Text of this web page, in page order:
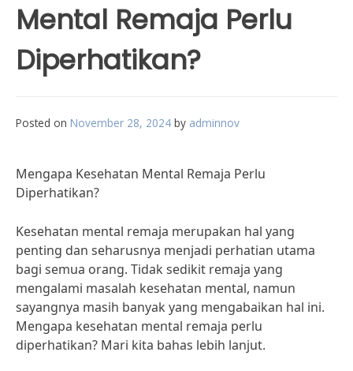
Mental Remaja Perlu
Diperhatikan?
Posted on November 28, 2024 by adminnov
Mengapa Kesehatan Mental Remaja Perlu
Diperhatikan?
Kesehatan mental remaja merupakan hal yang
penting dan seharusnya menjadi perhatian utama
bagi semua orang. Tidak sedikit remaja yang
mengalami masalah kesehatan mental, namun
sayangnya masih banyak yang mengabaikan hal ini.
Mengapa kesehatan mental remaja perlu
diperhatikan? Mari kita bahas lebih lanjut.